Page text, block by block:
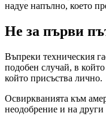
надуе напълно, което
Не за първи
Въпреки техническия
подобен случай, в
който присъства лично.
Освиркванията към
неодобрение и на